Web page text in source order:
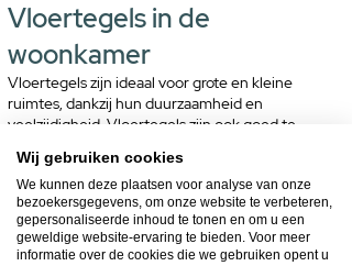
e
e
r
Vloertegels in de
woonkamer
Vloertegels zijn ideaal voor grote en kleine
ruimtes, dankzij hun duurzaamheid en
veelzijdigheid. Vloertegels zijn ook goed te
woonkamer altijd comfortabel en warm aanvoelt.
Kies voor de warme uitstraling van houtlook
tegels, terrazzo tegels, of een andere unieke
tegel die jou aanspreekt.
Wij gebruiken cookies
We kunnen deze plaatsen voor analyse van onze
bezoekersgegevens, om onze website te verbeteren,
gepersonaliseerde inhoud te tonen en om u een
geweldige website-ervaring te bieden. Voor meer
informatie over de cookies die we gebruiken opent u